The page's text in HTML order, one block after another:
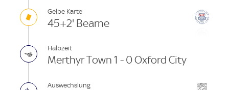
Gelbe Karte
45+2' Bearne
Halbzeit
Merthyr Town 1 - 0 Oxford City
Auswechslung